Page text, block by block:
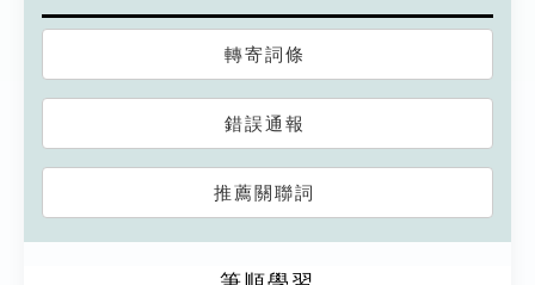
轉寄詞條
錯誤通報
推薦關聯詞